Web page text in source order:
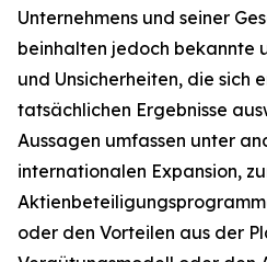
Unternehmens und seiner
beinhalten jedoch bekannte
und Unsicherheiten, die sich
tatsächlichen Ergebnisse
Aussagen umfassen unter
internationalen Expansion,
oder den Vorteilen aus der